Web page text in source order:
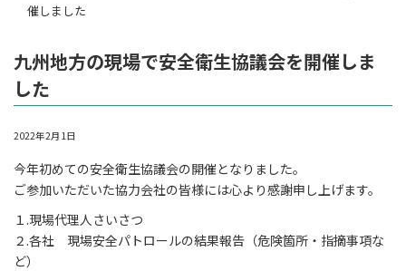
催しました
九州地方の現場で安全衛生協議会を開催しま
した
2022年2月1日
今年初めての安全衛生協議会の開催となりました。
ご参加いただいた協力会社の皆様には心より感謝申し上げます。
１.現場代理人さいさつ
２.各社 現場安全パトロールの結果報告（危険箇所・指摘事項な
ど）